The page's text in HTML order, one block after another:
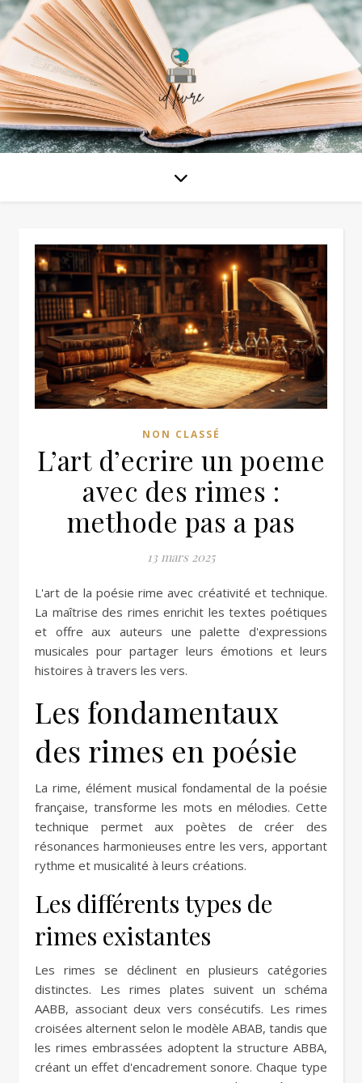
NON CLASSÉ
L’art d’ecrire un poeme
avec des rimes :
methode pas a pas
13 mars 2025
L'art de la poésie rime avec créativité et technique.
La maîtrise des rimes enrichit les textes poétiques
et offre aux auteurs une palette d'expressions
musicales pour partager leurs émotions et leurs
histoires à travers les vers.
Les fondamentaux
des rimes en poésie
La rime, élément musical fondamental de la poésie
française, transforme les mots en mélodies. Cette
technique permet aux poètes de créer des
résonances harmonieuses entre les vers, apportant
rythme et musicalité à leurs créations.
Les différents types de
rimes existantes
Les rimes se déclinent en plusieurs catégories
distinctes. Les rimes plates suivent un schéma
AABB, associant deux vers consécutifs. Les rimes
croisées alternent selon le modèle ABAB, tandis que
les rimes embrassées adoptent la structure ABBA,
créant un effet d'encadrement sonore. Chaque type